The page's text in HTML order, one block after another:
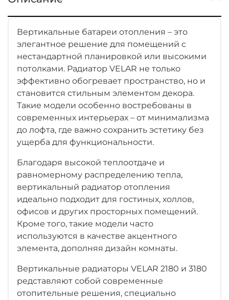
Вертикальные батареи отопления – это
элегантное решение для помещений с
нестандартной планировкой или высокими
потолками. Радиатор VELAR не только
эффективно обогревает пространство, но и
становится стильным элементом декора.
Такие модели особенно востребованы в
современных интерьерах – от минимализма
до лофта, где важно сохранить эстетику без
ущерба для функциональности.
Благодаря высокой теплоотдаче и
равномерному распределению тепла,
вертикальный радиатор отопления
идеально подходит для гостиных, холлов,
офисов и других просторных помещений.
Кроме того, такие модели часто
используются в качестве акцентного
элемента, дополняя дизайн комнаты.
Вертикальные радиаторы VELAR 2180 и 3180
редставляют собой современные
отопительные решения, специально